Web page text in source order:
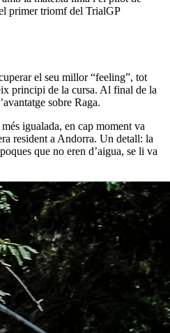
primer triomf del TrialGP
el seu millor “feeling”, tot
principi de la cursa. Al final de la
sobre Raga.
igualada, en cap moment va
resident a Andorra. Un detall: la
que no eren d’aigua, se li va